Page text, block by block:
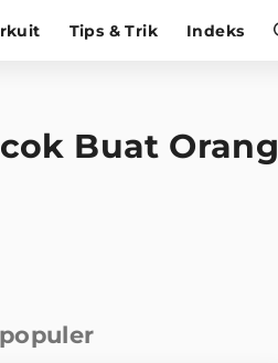
Tips & Trik Indeks
Buat Orang